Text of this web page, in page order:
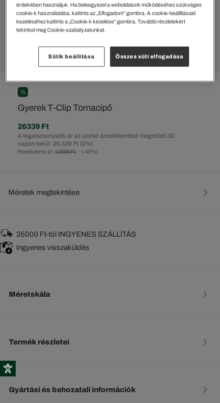
%
Gyerek T-Clip Tornacipő
Rendszeres ár: 43899 Ft (-40%)
A legalacsonyabb ár az utolsó árcsökkentést megelőző 30
napon belül: 26.339 Ft (0%)
26339 Ft
Méretek megtekintése
35000 Ft-tól INGYENES SZÁLLÍTÁS
Ingyenes visszaküldés
Méretskála
Termék részletei
Gyártási és behozatali információk
érdekében használjuk. Ha beleegyezel a weboldalunk működéséhez szükséges
cookie-k használatába, kattints az „Elfogadom” gombra. A cookie-beállításaid
kezeléséhez kattints a „Cookie-k kezelése” gombra. További részletekért
tekintsd meg Cookie-szabályzatunkat.
Sütik beállítása Összes süti elfogadása